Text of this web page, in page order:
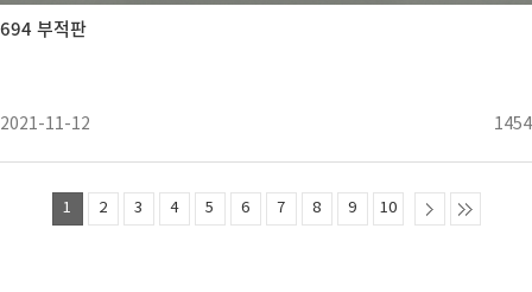
694 부적판
2021-11-12 1454
1 2 3 4 5 6 7 8 9 10